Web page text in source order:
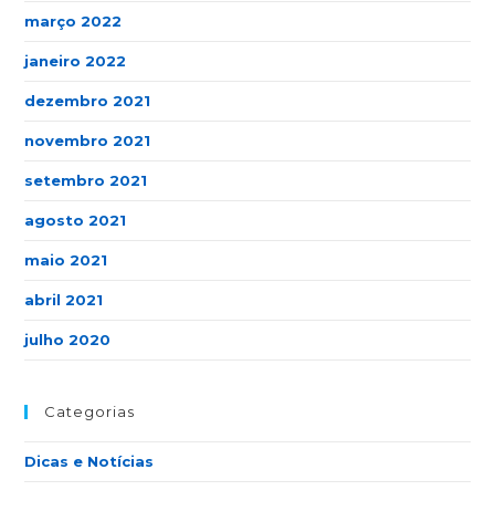
março 2022
janeiro 2022
dezembro 2021
novembro 2021
setembro 2021
agosto 2021
maio 2021
abril 2021
julho 2020
Categorias
Dicas e Notícias